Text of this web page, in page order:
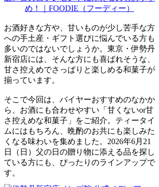
お酒好きな方や、甘いものが少し苦手な方
への手土産・ギフト選びに悩んでいる方も
多いのではないでしょうか。東京・伊勢丹
新宿店には、そんな方にも喜ばれそうな、
甘さ控えめでさっぱりと楽しめる和菓子が
揃っています。
そこで今回は、バイヤーおすすめのなかか
ら、お酒にも合わせやすい「甘くないor甘
さ控えめな和菓子」をご紹介。ティータイ
ムにはもちろん、晩酌のお共にも楽しみた
くなる味わいを集めました。2026年6月21
日（日）父の日の贈り物に添える品を探し
ている方にも、ぴったりのラインアップで
す。